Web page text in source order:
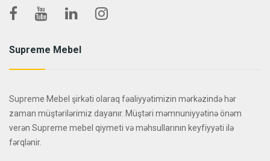
Supreme Mebel
Supreme Mebel şirkəti olaraq fəaliyyətimizin mərkəzində hər
zaman müştərilərimiz dayanır. Müştəri məmnuniyyətinə önəm
verən Supreme mebel qiymeti və məhsullarının keyfiyyəti ilə
fərqlənir.